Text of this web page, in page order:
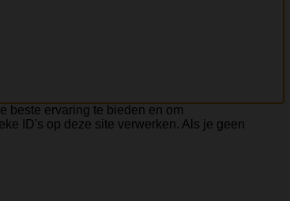
beste ervaring te bieden en om
ID's op deze site verwerken. Als je geen